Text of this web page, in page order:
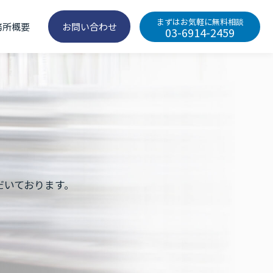
概要 お問い合わせ まずはお気軽に無料相談
03-6914-2459
ております。